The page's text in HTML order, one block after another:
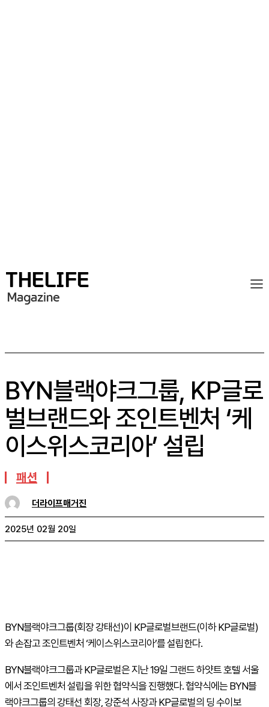
BYN블랙야크그룹, KP글로
벌브랜드와 조인트벤처 ‘케
이스위스코리아’ 설립
패션
더라이프매거진
2025년 02월 20일
BYN블랙야크그룹(회장 강태선)이 KP글로벌브랜드(이하KP글로벌)
와 손잡고 조인트벤처 ‘케이스위스코리아’를 설립한다.
BYN블랙야크그룹과KP글로벌은 지난19일 그랜드 하얏트 호텔 서울
에서 조인트벤처 설립을 위한 협약식을 진행했다.협약식에는 BYN블
랙야크그룹의 강태선 회장,강준석 사장과KP글로벌의 딩 수이보